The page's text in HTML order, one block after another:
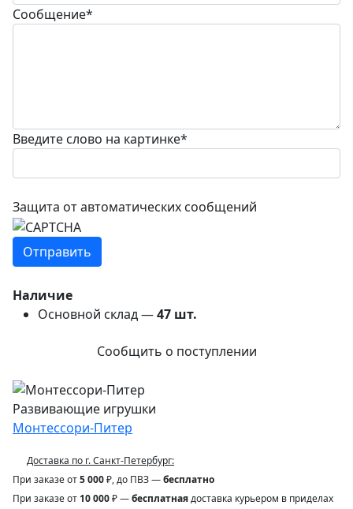
Сообщение*
Введите слово на картинке*
Защита от автоматических сообщений
Наличие
Основной склад —47 шт.
Сообщить о поступлении
Развивающие игрушки
Монтессори-Питер
Доставка по г. Санкт-Петербург:
При заказе от5 000₽, до ПВЗ —бесплатно
При заказе от 10 000₽ —бесплатнаядоставка курьером в приделах